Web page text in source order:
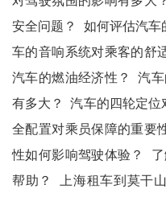
安全问题？
如何评估汽车
车的音响系统对乘客的舒
汽车的燃油经济性？
汽
有多大？
汽车的四轮定位
全配置对乘员保障的重要
性如何影响驾驶体验？
帮助？
上海租车到莫干